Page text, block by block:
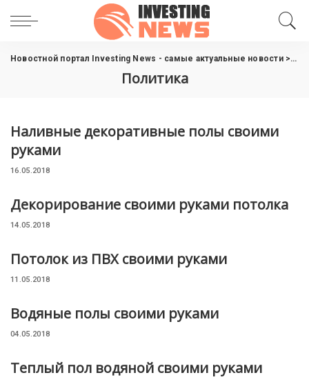
Новостной портал Investing News - самые актуальные новости>
Политика
Наливные декоративные полы своими
руками
16.05.2018
Декорирование своими руками потолка
14.05.2018
Потолок из ПВХ своими руками
11.05.2018
Водяные полы своими руками
04.05.2018
Теплый пол водяной своими руками